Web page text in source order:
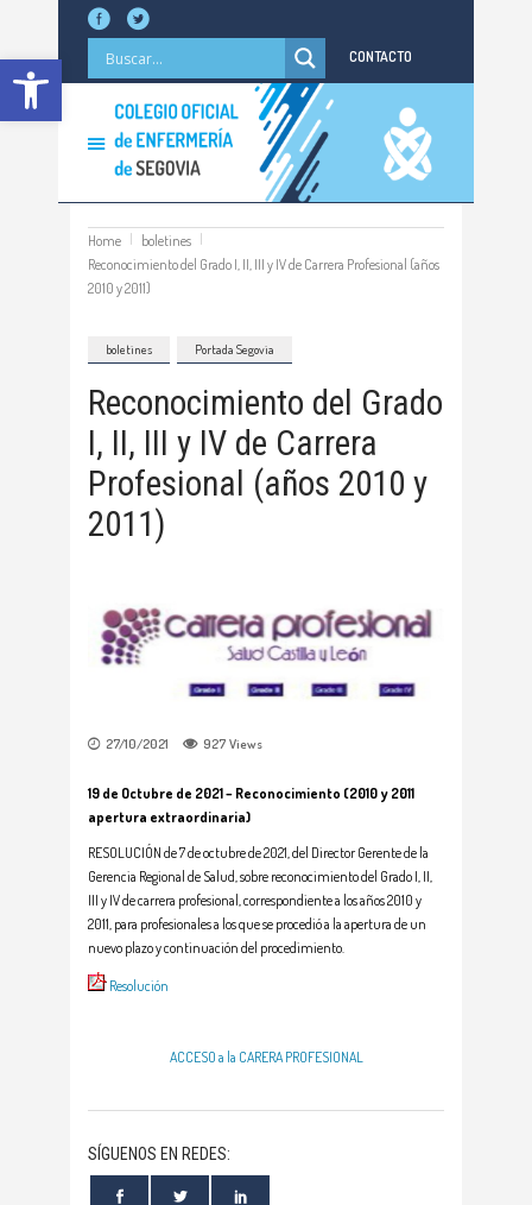
Abrir barra de herramientas CONTACTO
Home
boletines
Reconocimiento del Grado I, II, III y IV de Carrera Profesional (años
2010 y 2011)
boletines Portada Segovia
Reconocimiento del Grado
I, II, III y IV de Carrera
Profesional (años 2010 y
2011)
27/10/2021 927 Views
19 de Octubre de 2021 – Reconocimiento (2010 y 2011
apertura extraordinaria)
RESOLUCIÓN de 7 de octubre de 2021, del Director Gerente de la
Gerencia Regional de Salud, sobre reconocimiento del Grado I, II,
III y IV de carrera profesional, correspondiente a los años 2010 y
2011, para profesionales a los que se procedió a la apertura de un
nuevo plazo y continuación del procedimiento.
Resolución
ACCESO a la CARERA PROFESIONAL
SÍGUENOS EN REDES: